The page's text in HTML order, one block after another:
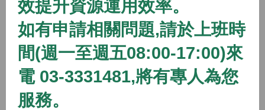
開放中 隨到隨辦 住宅
(115年隨到隨辦)蘆竹一號社會住宅
2026/01/01 08:00 ~
開放中
效提升資源運用效率。
如有申請相關問題,請於上班時
間(週一至週五08:00-17:00)來
電 03-3331481,將有專人為您
服務。